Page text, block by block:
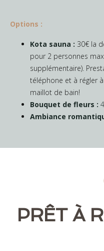
Options :
Kota sauna : 30€ la
pour 2 personnes
supplémentaire).
téléphone et à régler à
maillot de bain!
Bouquet de fleurs :
Ambiance
PRÊT À